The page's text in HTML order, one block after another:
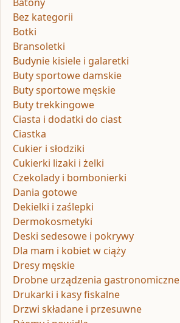
Bez kategorii
Botki
Bransoletki
Budynie kisiele i galaretki
Buty sportowe damskie
Buty sportowe męskie
Buty trekkingowe
Ciasta i dodatki do ciast
Ciastka
Cukier i słodziki
Cukierki lizaki i żelki
Czekolady i bombonierki
Dania gotowe
Dekielki i zaślepki
Dermokosmetyki
Deski sedesowe i pokrywy
Dla mam i kobiet w ciąży
Dresy męskie
Drobne urządzenia gastronomiczne
Drukarki i kasy fiskalne
Drzwi składane i przesuwne